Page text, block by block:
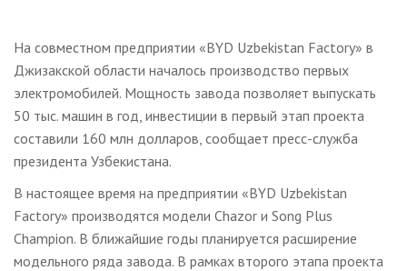
На совместном предприятии «BYD Uzbekistan Factory» в
Джизакской области началось производство первых
электромобилей. Мощность завода позволяет выпускать
50 тыс. машин в год, инвестиции в первый этап проекта
составили 160 млн долларов, сообщает пресс-служба
президента Узбекистана.
В настоящее время на предприятии «BYD Uzbekistan
Factory» производятся модели Chazor и Song Plus
Champion. В ближайшие годы планируется расширение
модельного ряда завода. В рамках второго этапа проекта